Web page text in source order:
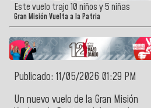
Este vuelo trajo 10 niños y 5 niñas
Gran Misión Vuelta a la Patria
Publicado: 11/05/2026 01:29 PM
Un nuevo vuelo de la Gran Misión